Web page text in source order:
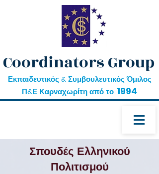
Coordinators Group
Εκπαιδευτικός & Συμβουλευτικός Όμιλος
Π&Ε Καρναχωρίτη από το 1994
Σπουδές Ελληνικού
Πολιτισμού